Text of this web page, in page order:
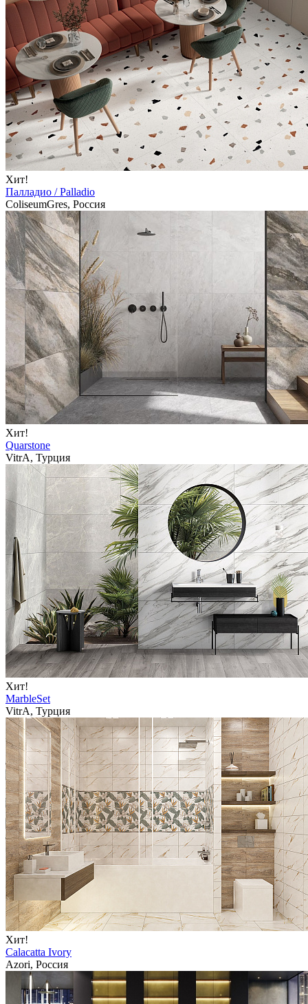
Хит!
Палладио / Palladio
ColiseumGres, Россия
Хит!
Quarstone
VitrA, Турция
Хит!
MarbleSet
VitrA, Турция
Хит!
Calacatta Ivory
Azori, Россия